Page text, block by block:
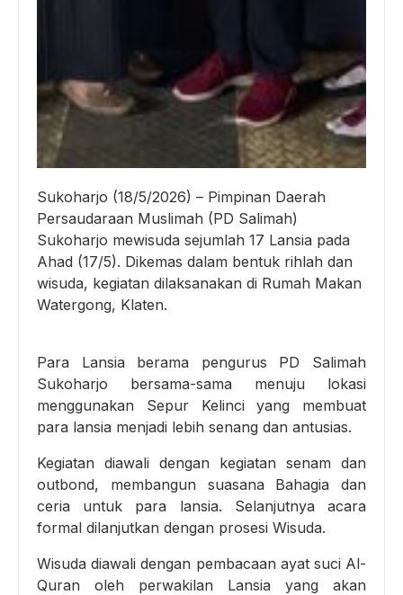
Sukoharjo (18/5/2026) – Pimpinan Daerah
Persaudaraan Muslimah (PD Salimah)
Sukoharjo mewisuda sejumlah 17 Lansia pada
Ahad (17/5). Dikemas dalam bentuk rihlah dan
wisuda, kegiatan dilaksanakan di Rumah Makan
Watergong, Klaten.
Para Lansia berama pengurus PD Salimah
Sukoharjo bersama-sama menuju lokasi
menggunakan Sepur Kelinci yang membuat
para lansia menjadi lebih senang dan antusias.
Kegiatan diawali dengan kegiatan senam dan
outbond, membangun suasana Bahagia dan
ceria untuk para lansia. Selanjutnya acara
formal dilanjutkan dengan prosesi Wisuda.
Wisuda diawali dengan pembacaan ayat suci Al-
Quran oleh perwakilan Lansia yang akan